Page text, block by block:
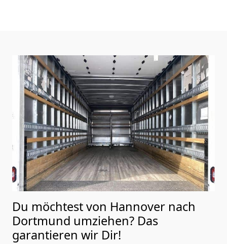
Du möchtest von Hannover nach
Dortmund umziehen? Das
garantieren wir Dir!